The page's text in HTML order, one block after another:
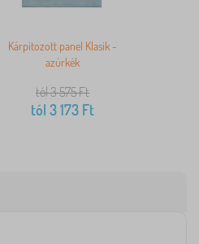
Kárpitozott panel Klasik -
azúrkék
tól 3 575Ft
tól 3 173 Ft